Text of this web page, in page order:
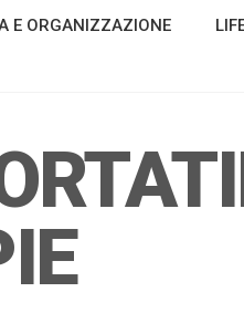
E ORGANIZZAZIONE